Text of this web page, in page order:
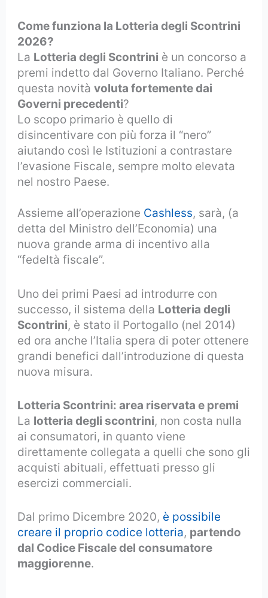
Come funziona la Lotteria degli Scontrini
2026?
La Lotteria degli Scontrini è un concorso a
premi indetto dal Governo Italiano. Perché
questa novitàvoluta fortemente dai
Governi precedenti?
Lo scopo primario è quello di
disincentivare con più forza il “nero”
aiutando così le Istituzioni a contrastare
l’evasione Fiscale, sempre molto elevata
nel nostro Paese.
Assieme all’operazione Cashless, sarà, (a
detta del Ministro dell’Economia) una
nuova grande arma di incentivo alla
“fedeltà fiscale”.
Uno dei primi Paesi ad introdurre con
successo, il sistema della Lotteria degli
Scontrini, è stato il Portogallo (nel 2014)
ed ora anche l’Italia spera di poter ottenere
grandi benefici dall’introduzione di questa
nuova misura.
Lotteria Scontrini: area riservata e premi
La lotteria degli scontrini, non costa nulla
ai consumatori, in quanto viene
direttamente collegata a quelli che sono gli
acquisti abituali, effettuati presso gli
esercizi commerciali.
Dal primo Dicembre 2020, è possibile
creare il proprio codice lotteria, partendo
dal Codice Fiscale del consumatore
maggiorenne.